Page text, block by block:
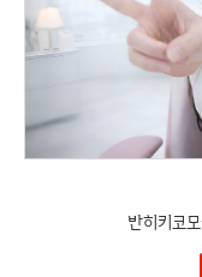
반히키코